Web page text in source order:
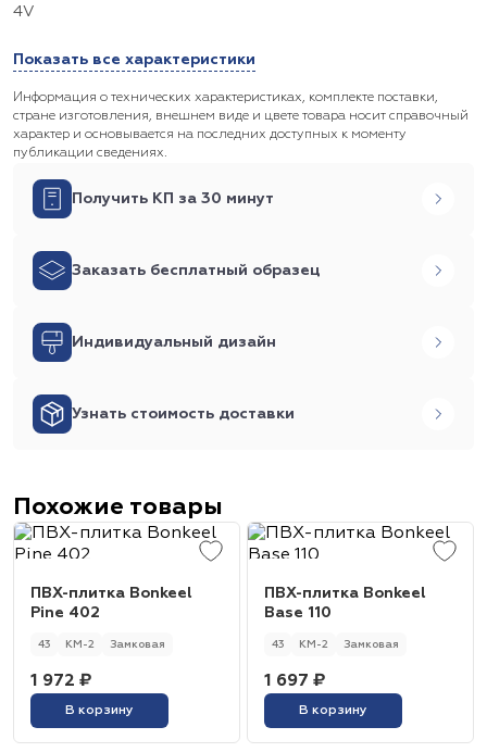
4V
Показать все характеристики
Информация о технических характеристиках, комплекте поставки,
стране изготовления, внешнем виде и цвете товара носит справочный
характер и основывается на последних доступных к моменту
публикации сведениях.
Получить КП за 30 минут
Заказать бесплатный образец
Индивидуальный дизайн
Узнать стоимость доставки
Похожие товары
ПВХ-плитка Bonkeel
Pine 402
43 КМ-2 Замковая
1 972 ₽
В корзину
ПВХ-плитка Bonkeel
Base 110
43 КМ-2 Замковая
1 697 ₽
В корзину